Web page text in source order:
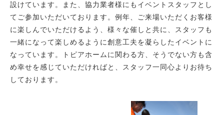
設けています。また、協力業者様にもイベントスタッフとし
てご参加いただいております。例年、ご来場いただくお客様
に楽しんでいただけるよう、様々な催しと共に、スタッフも
一緒になって楽しめるように創意工夫を凝らしたイベントに
なっています。トピアホームに関わる方、そうでない方も含
め幸せを感じていただければと、スタッフ一同心よりお待ち
しております。